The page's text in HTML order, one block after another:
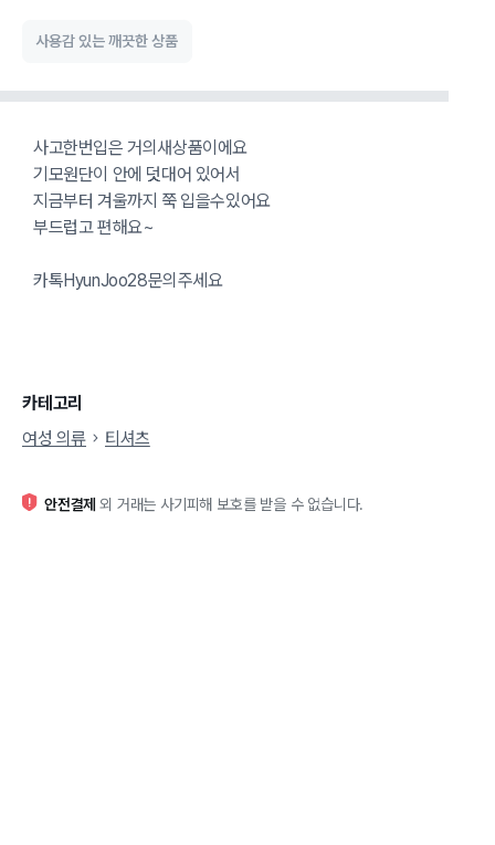
사용감 있는 깨끗한 상품
사고한번입은 거의새상품이에요
기모원단이 안에 덧대어 있어서
지금부터 겨울까지 쭉 입을수있어요
부드럽고 편해요~
카톡HyunJoo28문의주세요
카테고리
여성 의류
티셔츠
안전결제 외 거래는 사기피해 보호를 받을 수 없습니다.